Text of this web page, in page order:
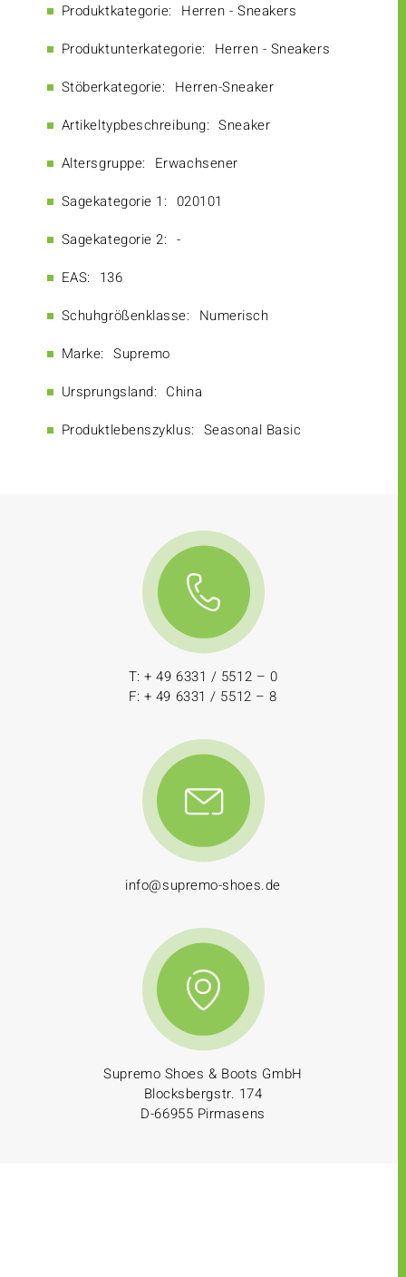
Produktkategorie: Herren - Sneakers
Produktunterkategorie: Herren - Sneakers
Stöberkategorie: Herren-Sneaker
Artikeltypbeschreibung: Sneaker
Altersgruppe: Erwachsener
Sagekategorie 1: 020101
Sagekategorie 2: -
EAS: 136
Schuhgrößenklasse: Numerisch
Marke: Supremo
Ursprungsland: China
Produktlebenszyklus: Seasonal Basic
T: + 49 6331 / 5512 – 0
F: + 49 6331 / 5512 – 8
info@supremo-shoes.de
Supremo Shoes & Boots GmbH
Blocksbergstr. 174
D-66955 Pirmasens